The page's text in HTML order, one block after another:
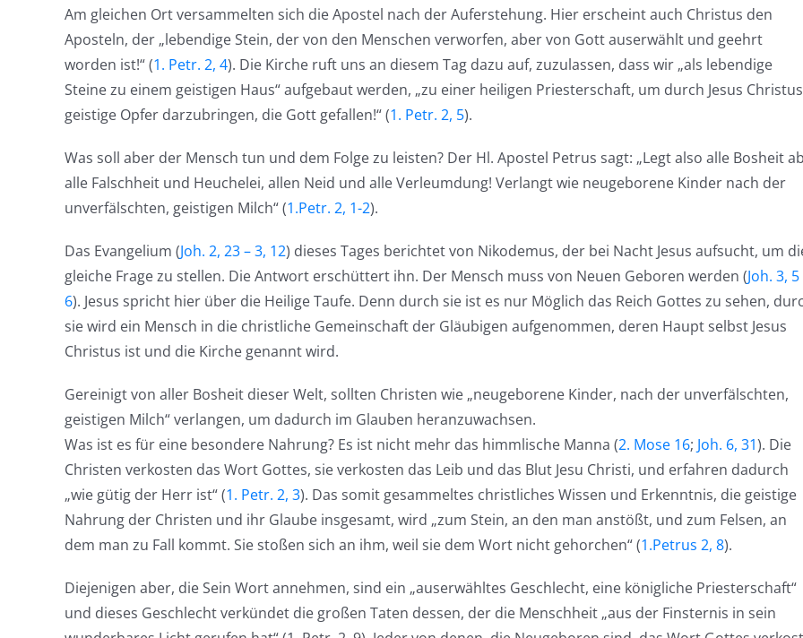
Am gleichen Ort versammelten sich die Apostel nach der Auferstehung. Hier erscheint auch Christus den
Aposteln, der „lebendige Stein, der von den Menschen verworfen, aber von Gott auserwählt und geehrt
worden ist!“ (1. Petr. 2, 4). Die Kirche ruft uns an diesem Tag dazu auf, zuzulassen, dass wir „als lebendige
Steine zu einem geistigen Haus“ aufgebaut werden, „zu einer heiligen Priesterschaft, um durch Jesus Christus
geistige Opfer darzubringen, die Gott gefallen!“ (1. Petr. 2, 5).
Was soll aber der Mensch tun und dem Folge zu leisten? Der Hl. Apostel Petrus sagt: „Legt also alle Bosheit
alle Falschheit und Heuchelei, allen Neid und alle Verleumdung! Verlangt wie neugeborene Kinder nach der
unverfälschten, geistigen Milch“ (1.Petr. 2, 1-2).
Das Evangelium (Joh. 2, 23 – 3, 12) dieses Tages berichtet von Nikodemus, der bei Nacht Jesus aufsucht, um
gleiche Frage zu stellen. Die Antwort erschüttert ihn. Der Mensch muss von Neuen Geboren werden (Joh. 3, 5
6). Jesus spricht hier über die Heilige Taufe. Denn durch sie ist es nur Möglich das Reich Gottes zu sehen,
sie wird ein Mensch in die christliche Gemeinschaft der Gläubigen aufgenommen, deren Haupt selbst Jesus
Christus ist und die Kirche genannt wird.
Gereinigt von aller Bosheit dieser Welt, sollten Christen wie „neugeborene Kinder, nach der unverfälschten,
geistigen Milch“ verlangen, um dadurch im Glauben heranzuwachsen.
Was ist es für eine besondere Nahrung? Es ist nicht mehr das himmlische Manna (2. Mose 16; Joh. 6, 31). Die
Christen verkosten das Wort Gottes, sie verkosten das Leib und das Blut Jesu Christi, und erfahren dadurch
„wie gütig der Herr ist“ (1. Petr. 2, 3). Das somit gesammeltes christliches Wissen und Erkenntnis, die geistige
Nahrung der Christen und ihr Glaube insgesamt, wird „zum Stein, an den man anstößt, und zum Felsen, an
dem man zu Fall kommt. Sie stoßen sich an ihm, weil sie dem Wort nicht gehorchen“ (1.Petrus 2, 8).
Diejenigen aber, die Sein Wort annehmen, sind ein „auserwähltes Geschlecht, eine königliche Priesterschaft“
und dieses Geschlecht verkündet die großen Taten dessen, der die Menschheit „aus der Finsternis in sein